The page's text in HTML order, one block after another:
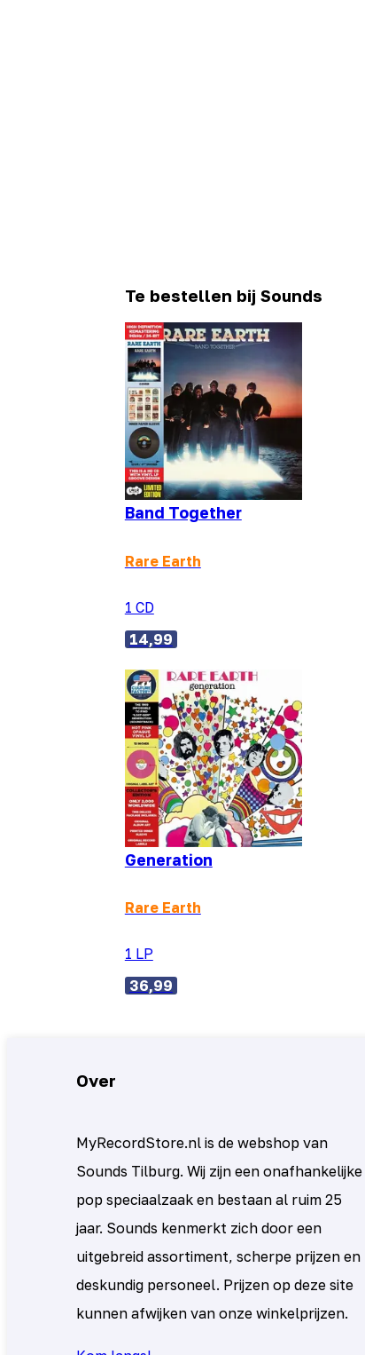
Te bestellen bij Sounds
Band Together
Rare Earth
1 CD
14,99
Generation
Rare Earth
1 LP
36,99
Over
MyRecordStore.nl is de webshop van
Sounds Tilburg. Wij zijn een onafhankelijke
pop speciaalzaak en bestaan al ruim 25
jaar. Sounds kenmerkt zich door een
uitgebreid assortiment, scherpe prijzen en
deskundig personeel. Prijzen op deze site
kunnen afwijken van onze winkelprijzen.